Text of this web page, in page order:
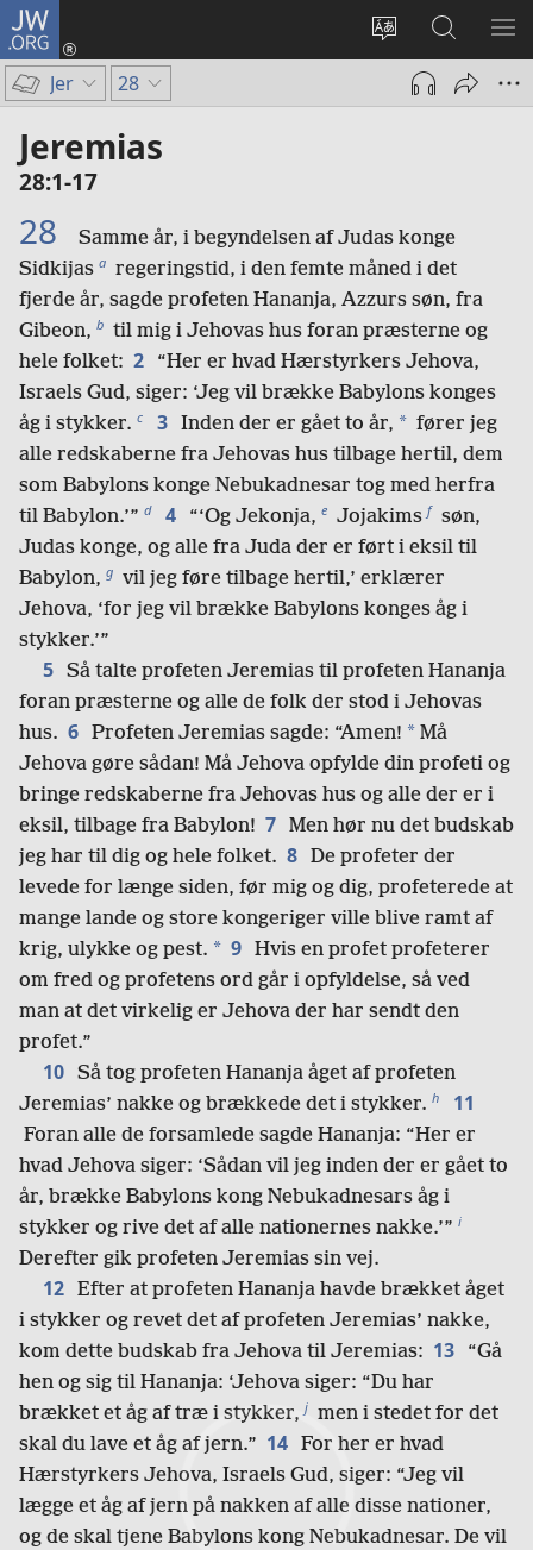
JW.ORG
Vælg
sprog
Log
på
(åbner
Søg
på
JW.ORG
VIS
Jer 28
Jeremias
28:1-17
28
Samme år, i begyndelsen af Judas konge
Sidkijas a regeringstid, i den femte måned i det
fjerde år, sagde profeten Hananja, Azzurs søn, fra
Gibeon, b til mig i Jehovas hus foran præsterne og
hele folket: 2
“Her er hvad Hærstyrkers Jehova,
Israels Gud, siger: ‘Jeg vil brække Babylons konges
åg i stykker. c 3 Inden der er gået to år, * fører jeg
alle redskaberne fra Jehovas hus tilbage hertil, dem
som Babylons konge Nebukadnesar tog med herfra
til Babylon.’” d 4 “‘Og Jekonja, e Jojakims f søn,
Judas konge, og alle fra Juda der er ført i eksil til
Babylon, g vil jeg føre tilbage hertil,’ erklærer
Jehova, ‘for jeg vil brække Babylons konges åg i
stykker.’”
5 Så talte profeten Jeremias til profeten Hananja
foran præsterne og alle de folk der stod i Jehovas
hus. 6 Profeten Jeremias sagde: “Amen! * Må
Jehova gøre sådan! Må Jehova opfylde din profeti og
bringe redskaberne fra Jehovas hus og alle der er i
eksil, tilbage fra Babylon! 7 Men hør nu det budskab
jeg har til dig og hele folket. 8 De profeter der
levede for længe siden, før mig og dig, profeterede at
mange lande og store kongeriger ville blive ramt af
krig, ulykke og pest. * 9 Hvis en profet profeterer
om fred og profetens ord går i opfyldelse, så ved
man at det virkelig er Jehova der har sendt den
profet.”
10 Så tog profeten Hananja åget af profeten
Jeremias’ nakke og brækkede det i stykker. h 11
Foran alle de forsamlede sagde Hananja: “Her er
hvad Jehova siger: ‘Sådan vil jeg inden der er gået to
år, brække Babylons kong Nebukadnesars åg i
stykker og rive det af alle nationernes nakke.’” i
Derefter gik profeten Jeremias sin vej.
12 Efter at profeten Hananja havde brækket åget
i stykker og revet det af profeten Jeremias’ nakke,
kom dette budskab fra Jehova til Jeremias: 13
“Gå
hen og sig til Hananja: ‘Jehova siger: “Du har
brækket et åg af træ i stykker, j men i stedet for det
skal du lave et åg af jern.” 14 For her er hvad
Hærstyrkers Jehova, Israels Gud, siger: “Jeg vil
lægge et åg af jern på nakken af alle disse nationer,
og de skal tjene Babylons kong Nebukadnesar. De vil